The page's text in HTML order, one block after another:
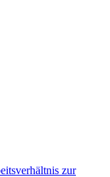
zur